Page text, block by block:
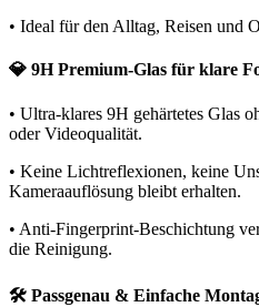
• Ideal für den Alltag, Reisen und
💎 9H Premium-Glas für klare
• Ultra-klares 9H gehärtetes Glas
oder Videoqualität.
• Keine Lichtreflexionen, keine
Kameraauflösung bleibt erhalten.
• Anti-Fingerprint-Beschichtung
die Reinigung.
🛠️ Passgenau & Einfache